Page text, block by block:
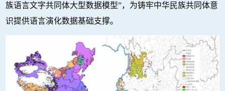
族语言文字共同体大型数据模型”，为铸牢中华民族共同体意
识提供语言演化数据基础支撑。